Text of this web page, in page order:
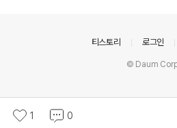
1 0
티스토리 로그인
© Daum